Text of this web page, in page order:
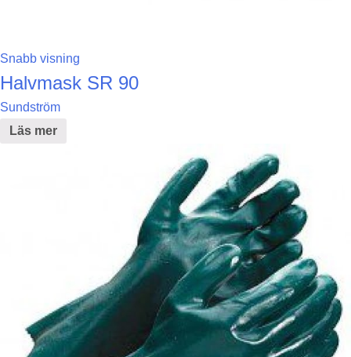
Snabb visning
Halvmask SR 90
Sundström
Läs mer